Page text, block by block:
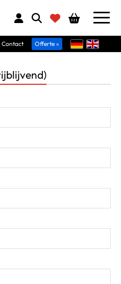
Contact Offerte »